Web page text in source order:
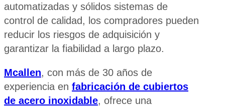
automatizadas y sólidos sistemas de
control de calidad, los compradores pueden
reducir los riesgos de adquisición y
garantizar la fiabilidad a largo plazo.
Mcallen, con más de 30 años de
experiencia en fabricación de cubiertos
de acero inoxidable, ofrece una